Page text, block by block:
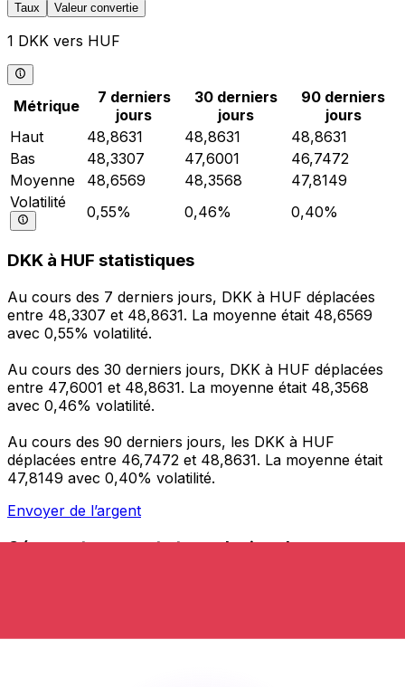
Taux Valeur convertie
1 DKK vers HUF
Métrique
7 derniers
jours
30 derniers
jours
90 derniers
jours
Haut
48,8631 48,8631
48,8631
Bas
48,3307 47,6001
46,7472
Moyenne
48,6569 48,3568
47,8149
Volatilité
0,55% 0,46% 0,40%
DKK à HUF statistiques
Au cours des 7 derniers jours, DKK à HUF déplacées
entre 48,3307 et 48,8631. La moyenne était 48,6569
avec 0,55% volatilité.
Au cours des 30 derniers jours, DKK à HUF déplacées
entre 47,6001 et 48,8631. La moyenne était 48,3568
avec 0,46% volatilité.
Au cours des 90 derniers jours, les DKK à HUF
déplacées entre 46,7472 et 48,8631. La moyenne était
47,8149 avec 0,40% volatilité.
Envoyer de l’argent
Gérez votre argent et vos devises lorsque vous
et la gestion de vos devises. Convertissez des devises,